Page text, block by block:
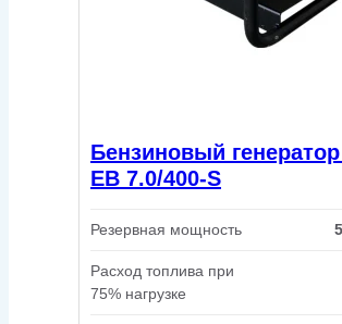
Бензиновый
EB 7.0/400-S
Резервная мощность
Расход топлива при
75% нагрузке